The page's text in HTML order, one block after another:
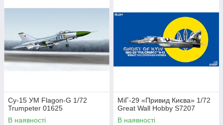
Су-15 УМ Flagon-G 1/72
Trumpeter 01625
В наявності
МіГ-29 «Привид Києва» 1/72
Great Wall Hobby S7207
В наявності